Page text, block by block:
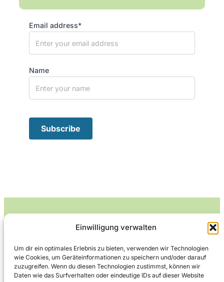
Einwilligung verwalten
Um dir ein optimales Erlebnis zu bieten, verwenden wir Technologien
wie Cookies, um Geräteinformationen zu speichern und/oder darauf
zuzugreifen. Wenn du diesen Technologien zustimmst, können wir
Daten wie das Surfverhalten oder eindeutige IDs auf dieser Website
Email address*
Name
Leckerlife
Lecker essen – gesund leben.